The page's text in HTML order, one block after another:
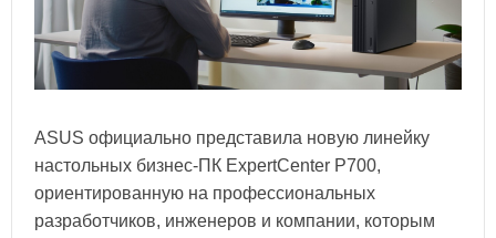
ASUS официально представила новую линейку
настольных бизнес-ПК ExpertCenter P700,
ориентированную на профессиональных
разработчиков, инженеров и компании, которым